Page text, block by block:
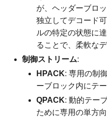
が、ヘッダーブロ
独立してデコード
ルの特定の状態に
ることで、柔軟な
制御ストリーム:
HPACK: 専用の制
ーブロック内にテ
QPACK: 動的テー
ために専用の単方